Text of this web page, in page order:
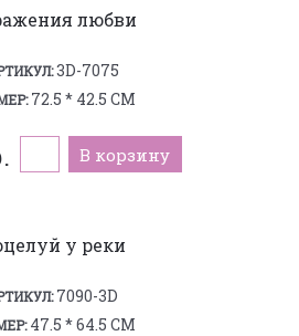
любви
3D-7075
72.5 * 42.5 СМ
В корзину
у реки
7090-3D
47.5 * 64.5 СМ